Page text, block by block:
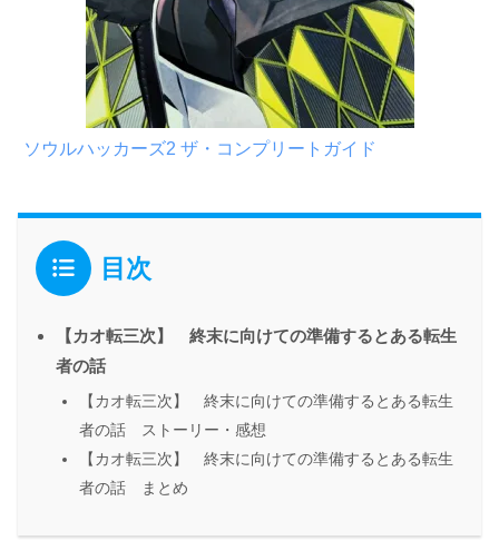
ソウルハッカーズ2 ザ・コンプリートガイド
目次
【カオ転三次】 終末に向けての準備するとある転生
者の話
【カオ転三次】 終末に向けての準備するとある転生
者の話 ストーリー・感想
【カオ転三次】 終末に向けての準備するとある転生
者の話 まとめ